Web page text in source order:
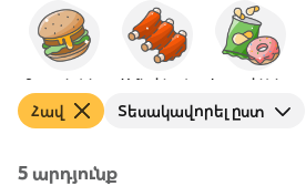
Բուրգերներ Ամերիկյան Խորտիկներ
Հավ Տեսակավորել ըստ
5 արդյունք